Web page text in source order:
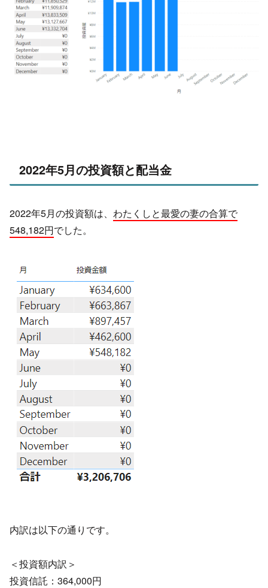
2022年5月の投資額と配当金
2022年5月の投資額は、 わたくしと最愛の妻の合算で
548,182円でした。
内訳は以下の通りです。
＜投資額内訳＞
投資信託：364,000円